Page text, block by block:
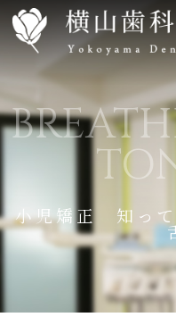
小児矯正 知っ